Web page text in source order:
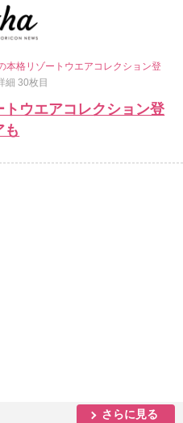
格リゾートウエアコレクション登
細 30枚目
ウエアコレクション登
さらに見る